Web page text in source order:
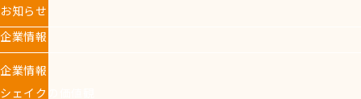
お知らせ
企業情報
企業情報
シェイクの価値観